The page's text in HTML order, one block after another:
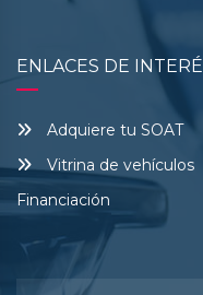
ENLACES DE
Adquiere tu SOAT
Vitrina de vehículos
Financiación